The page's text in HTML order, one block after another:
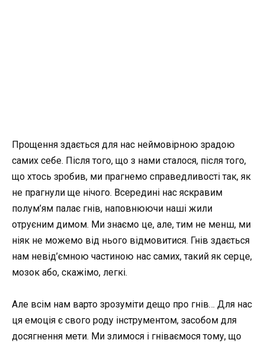
Прощення здається для нас неймовірною зрадою
самих себе. Після того, що з нами сталося, після того,
що хтось зробив, ми прагнемо справедливості так, як
не прагнули ще нічого. Всередині нас яскравим
полум’ям палає гнів, наповнюючи наші жили
отруєним димом. Ми знаємо це, але, тим не менш, ми
ніяк не можемо від нього відмовитися. Гнів здається
нам невід’ємною частиною нас самих, такий як серце,
мозок або, скажімо, легкі.
Але всім нам варто зрозуміти дещо про гнів… Для нас
ця емоція є свого роду інструментом, засобом для
досягнення мети. Ми злимося і гніваємося тому, що